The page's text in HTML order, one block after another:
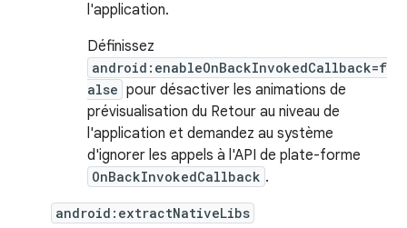
l'application.
Définissez
android:enableOnBackInvokedCallback=f
alse pour désactiver les animations de
prévisualisation du Retour au niveau de
l'application et demandez au système
d'ignorer les appels à l'API de plate-forme
OnBackInvokedCallback .
android:extractNativeLibs